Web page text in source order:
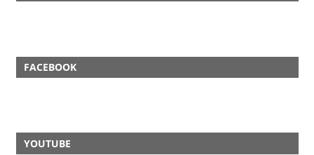
FACEBOOK
YOUTUBE